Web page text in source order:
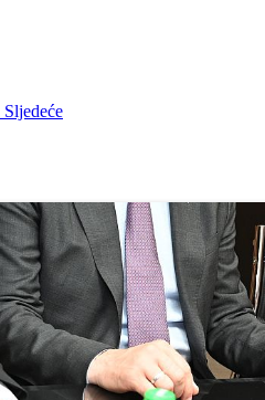
Sljedeće